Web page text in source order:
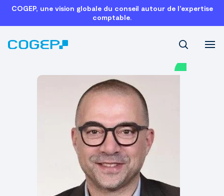
COGEP, une vision globale du conseil autour de l’expertise
comptable.